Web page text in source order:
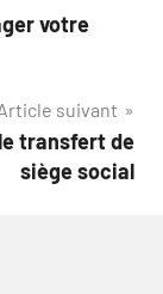
votre
suivant
transfert de
siège social